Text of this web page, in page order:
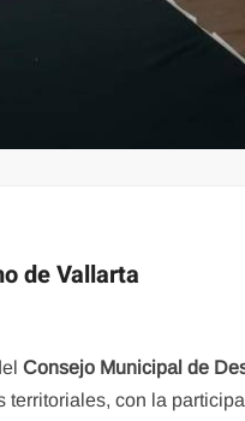
de Vallarta
Consejo Municipal de
territoriales, con la